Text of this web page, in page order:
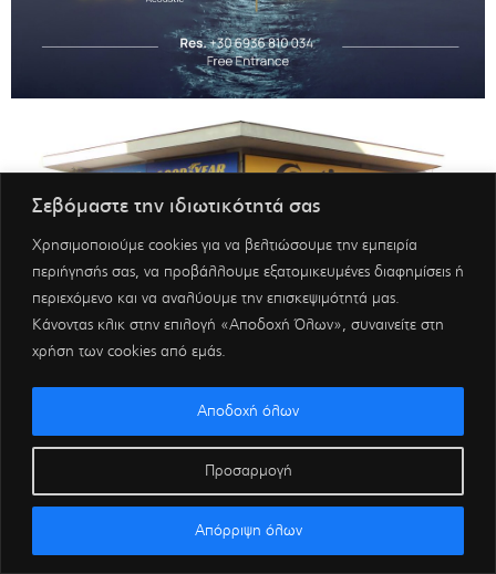
Σεβόμαστε την ιδιωτικότητά σας
Χρησιμοποιούμε cookies για να βελτιώσουμε την εμπειρία
περιήγησής σας, να προβάλλουμε εξατομικευμένες διαφημίσεις ή
περιεχόμενο και να αναλύουμε την επισκεψιμότητά μας.
Κάνοντας κλικ στην επιλογή «Αποδοχή Όλων», συναινείτε στη
χρήση των cookies από εμάς.
Προσαρμογή
Απόρριψη όλων
Αποδοχή όλων